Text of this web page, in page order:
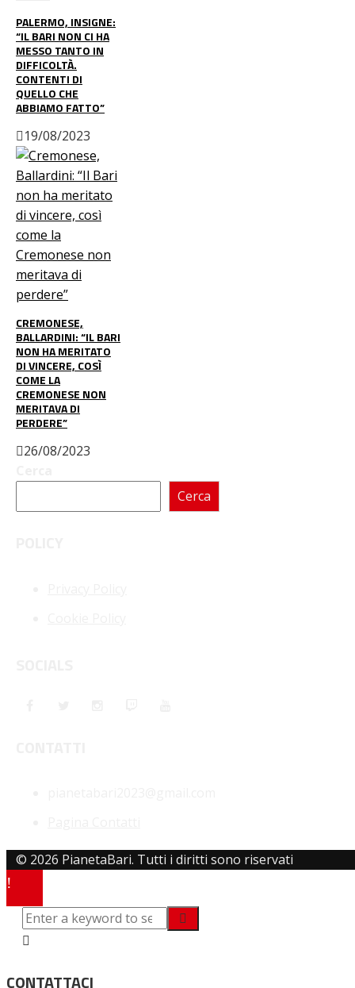
PALERMO, INSIGNE:
“IL BARI NON CI HA
MESSO TANTO IN
DIFFICOLTÀ.
CONTENTI DI
QUELLO CHE
ABBIAMO FATTO”
19/08/2023
CREMONESE,
BALLARDINI: “IL BARI
NON HA MERITATO
DI VINCERE, COSÌ
COME LA
CREMONESE NON
MERITAVA DI
PERDERE”
26/08/2023
Cerca
© 2026 PianetaBari. Tutti i diritti sono riservati
CONTATTACI